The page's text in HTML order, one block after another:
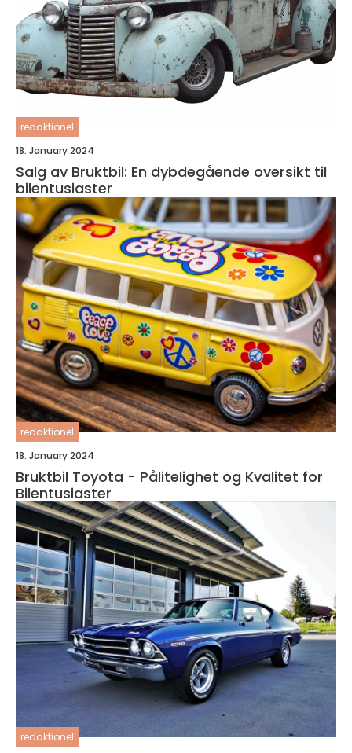
redaktionel
18. January 2024
Salg av Bruktbil: En dybdegående oversikt til
bilentusiaster
redaktionel
18. January 2024
Bruktbil Toyota - Pålitelighet og Kvalitet for
Bilentusiaster
redaktionel